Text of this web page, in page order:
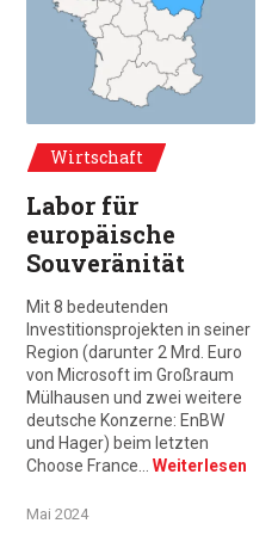
Wirtschaft
Labor für
europäische
Souveränität
Mit 8 bedeutenden
Investitionsprojekten in seiner
Region (darunter 2 Mrd. Euro
von Microsoft im Großraum
Mülhausen und zwei weitere
deutsche Konzerne: EnBW
und Hager) beim letzten
Choose France… Weiterlesen
Mai 2024